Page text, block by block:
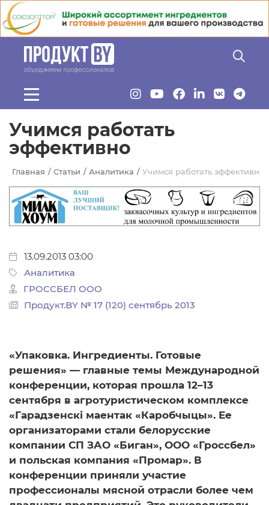
Перейти к основному содержанию
Учимся работать
эффективно
Главная Статьи Аналитика Учимся работать эффективно
13.09.2013 03:00
Аналитика
ГРОССБЕЛ ООО
Продукт.BY № 17 (120) сентябрь 2013
«Упаковка. Ингредиенты. Готовые
решения» — главные темы Международной
конференции, которая прошла 12–13
сентября в агротуристическом комплексе
«Гарадзенскi маентак «Каробчыцы». Ее
организаторами стали белорусские
компании СП ЗАО «Биган», ООО «Гроссбел»
и польская компания «Промар». В
конференции приняли участие
профессионалы мясной отрасли более чем